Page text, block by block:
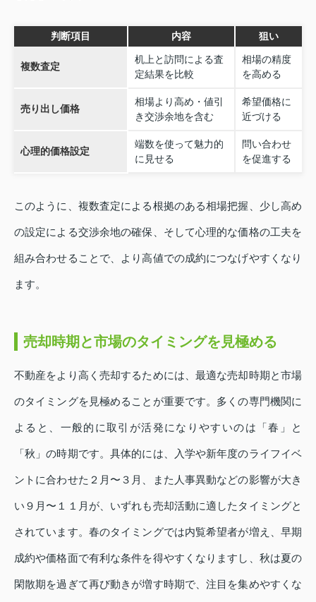
判断項目 内容 狙い
複数査定
机上と訪問による査
定結果を比較
相場の精度
を高める
売り出し価格
相場より高め・値引
き交渉余地を含む
希望価格に
近づける
心理的価格設定
端数を使って魅力的
に見せる
問い合わせ
を促進する
このように、複数査定による根拠のある相場把握、少し高め
の設定による交渉余地の確保、そして心理的な価格の工夫を
組み合わせることで、より高値での成約につなげやすくなり
ます。
売却時期と市場のタイミングを見極める
不動産をより高く売却するためには、最適な売却時期と市場
のタイミングを見極めることが重要です。多くの専門機関に
よると、一般的に取引が活発になりやすいのは「春」と
「秋」の時期です。具体的には、入学や新年度のライフイベ
ントに合わせた２月〜３月、また人事異動などの影響が大き
い９月〜１１月が、いずれも売却活動に適したタイミングと
されています。春のタイミングでは内覧希望者が増え、早期
成約や価格面で有利な条件を得やすくなりますし、秋は夏の
閑散期を過ぎて再び動きが増す時期で、注目を集めやすくな